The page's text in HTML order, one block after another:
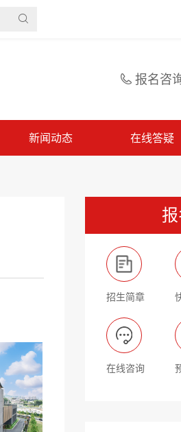

 报名咨
新闻动态 在线答疑
招生简章
在线咨询